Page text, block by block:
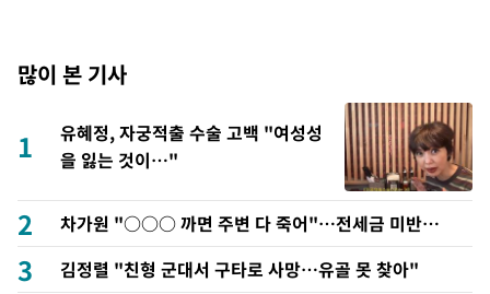
많이 본 기사
1
유혜정, 자궁적출 수술 고백 "여성성
을 잃는 것이…"
2
차가원 "○○○ 까면 주변 다 죽어"…전세금 미반환
속 녹취 폭로 파장
3 김정렬 "친형 군대서 구타로 사망…유골 못 찾아"